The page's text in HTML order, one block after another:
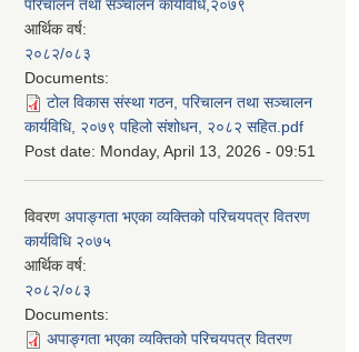
परिचालन तथा सञ्चालन कार्यविधि,२०७९
आर्थिक वर्ष:
२०८२/०८३
Documents:
टोल विकास संस्था गठन, परिचालन तथा सञ्चालन
कार्यविधि, २०७९ पहिलो संशोधन, २०८२ सहित.pdf
Post date: Monday, April 13, 2026 - 09:51
विवरण अपाङ्गता भएका व्यक्तिको परिचयपत्र वितरण
कार्यविधि २०७५
आर्थिक वर्ष:
२०८२/०८३
Documents:
अपाङ्गता भएका व्यक्तिको परिचयपत्र वितरण